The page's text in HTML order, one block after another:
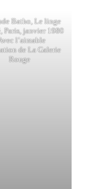
Batho, Le linge
Paris, janvier 1980
l’aimable
de La Galerie
Rouge